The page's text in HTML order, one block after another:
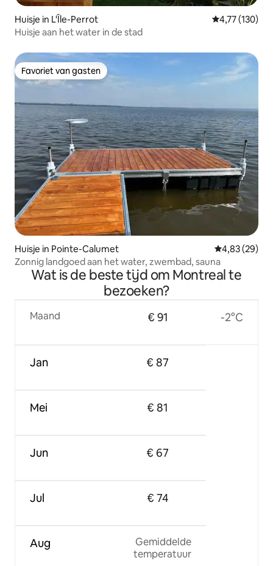
Huisje in L'Île-Perrot Gemiddelde
4,77 (130)
Huisje aan het water in de stad
Favoriet van gasten
Favoriet van gasten
Huisje in Pointe-Calumet Gemiddelde
4,83 (29)
Zonnig landgoed aan het water, zwembad, sauna
Wat is de beste tijd om Montreal te
bezoeken?
Maand
Jan
Mei
Jun
Jul
Aug
€ 91
€ 87
€ 81
€ 67
€ 74
Gemiddelde
temperatuur
-2°C